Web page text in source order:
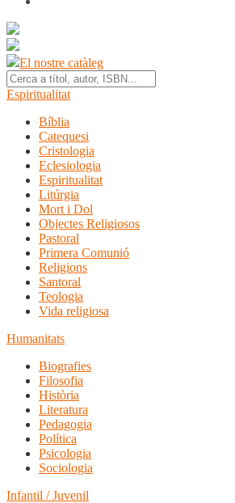
El nostre catàleg
Espiritualitat
Bíblia
Catequesi
Cristologia
Eclesiologia
Espiritualitat
Litúrgia
Mort i Dol
Objectes Religiosos
Pastoral
Primera Comunió
Religions
Santoral
Teologia
Vida religiosa
Humanitats
Biografies
Filosofia
Història
Literatura
Pedagogia
Política
Psicologia
Sociologia
Infantil / Juvenil